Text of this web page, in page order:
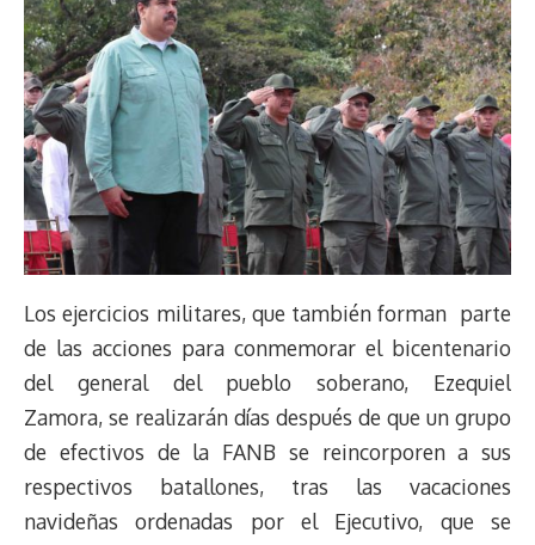
Los ejercicios militares, que también forman parte
de las acciones para conmemorar el bicentenario
del general del pueblo soberano, Ezequiel
Zamora, se realizarán días después de que un grupo
de efectivos de la FANB se reincorporen a sus
respectivos batallones, tras las vacaciones
navideñas ordenadas por el Ejecutivo, que se